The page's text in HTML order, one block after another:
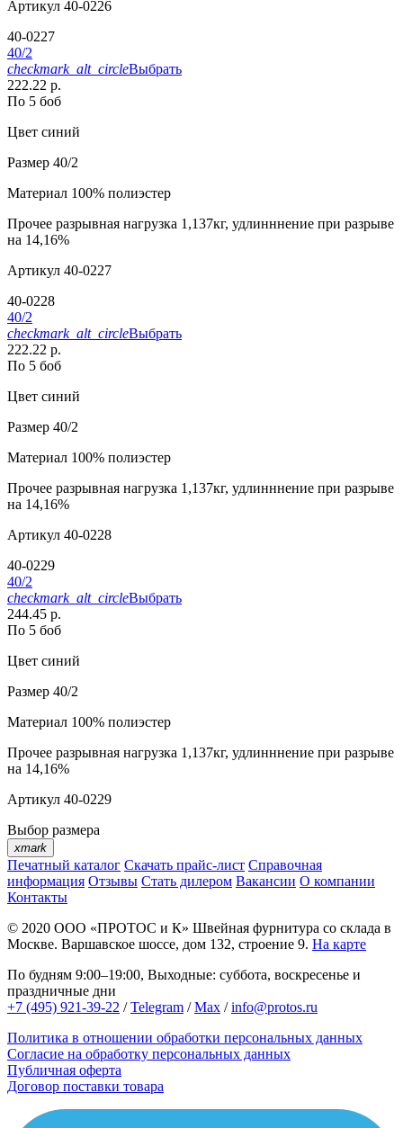
Артикул 40-0226
40-0227
40/2
checkmark_alt_circleВыбрать
222.22 р.
По 5 боб
Цвет синий
Размер 40/2
Материал 100% полиэстер
Прочее разрывная нагрузка 1,137кг, удлинннение при разрыве
на 14,16%
Артикул 40-0227
40-0228
40/2
checkmark_alt_circleВыбрать
222.22 р.
По 5 боб
Цвет синий
Размер 40/2
Материал 100% полиэстер
Прочее разрывная нагрузка 1,137кг, удлинннение при разрыве
на 14,16%
Артикул 40-0228
40-0229
40/2
checkmark_alt_circleВыбрать
244.45 р.
По 5 боб
Цвет синий
Размер 40/2
Материал 100% полиэстер
Прочее разрывная нагрузка 1,137кг, удлинннение при разрыве
на 14,16%
Артикул 40-0229
Выбор размера
xmark
Печатный каталог Скачать прайс-лист Справочная
информация Отзывы Стать дилером Вакансии О компании
Контакты
© 2020 ООО «ПРОТОС и К» Швейная фурнитура со склада в
Москве. Варшавское шоссе, дом 132, строение 9. На карте
По будням 9:00–19:00, Выходные: суббота, воскресенье и
праздничные дни
+7 (495) 921-39-22 /Telegram /Max /info@protos.ru
Политика в отношении обработки персональных данных
Согласие на обработку персональных данных
Публичная оферта
Договор поставки товара